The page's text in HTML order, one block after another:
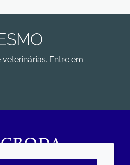
Entre em